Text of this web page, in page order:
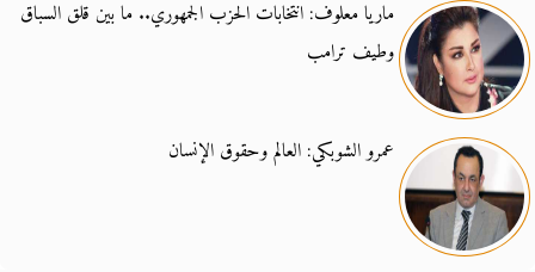
ماريا معلوف: انتخابات الحزب الجمهوري.. ما بين قلق السباق
وطيف ترامب
عمرو الشوبكي: العالم وحقوق الإنسان